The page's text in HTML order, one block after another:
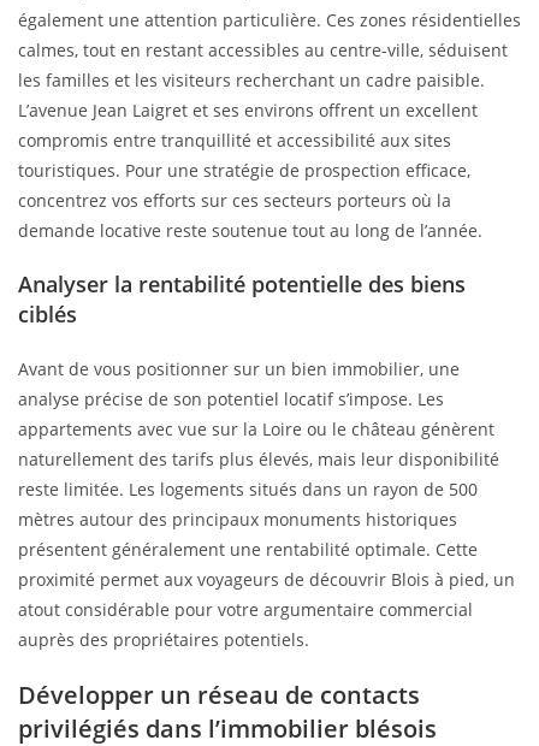
également une attention particulière. Ces zones résidentielles
calmes, tout en restant accessibles au centre-ville, séduisent
les familles et les visiteurs recherchant un cadre paisible.
L’avenue Jean Laigret et ses environs offrent un excellent
compromis entre tranquillité et accessibilité aux sites
touristiques. Pour une stratégie de prospection efficace,
concentrez vos efforts sur ces secteurs porteurs où la
demande locative reste soutenue tout au long de l’année.
Analyser la rentabilité potentielle des biens
ciblés
Avant de vous positionner sur un bien immobilier, une
analyse précise de son potentiel locatif s’impose. Les
appartements avec vue sur la Loire ou le château génèrent
naturellement des tarifs plus élevés, mais leur disponibilité
reste limitée. Les logements situés dans un rayon de 500
mètres autour des principaux monuments historiques
présentent généralement une rentabilité optimale. Cette
proximité permet aux voyageurs de découvrir Blois à pied, un
atout considérable pour votre argumentaire commercial
auprès des propriétaires potentiels.
Développer un réseau de contacts
privilégiés dans l’immobilier blésois